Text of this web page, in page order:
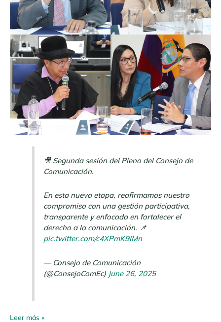
🎥 Segunda sesión del Pleno del Consejo de
Comunicación.
En esta nueva etapa, reafirmamos nuestro
compromiso con una gestión participativa,
transparente y enfocada en fortalecer el
derecho a la comunicación. 📌
pic.twitter.com/c4XPmK9IMn
— Consejo de Comunicación
(@ConsejoComEc) June 26, 2025
Leer más »